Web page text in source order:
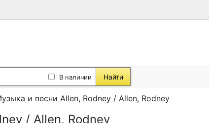
В наличии Найти
и песни Allen, Rodney / Allen, Rodney
/ Allen, Rodney